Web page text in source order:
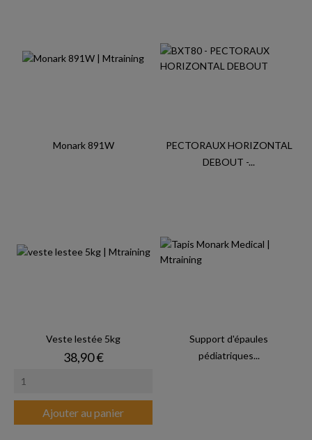
Monark 891W
PECTORAUX HORIZONTAL
DEBOUT -...
Veste lestée 5kg
Prix
38,90 €
Ajouter au panier
Support d'épaules
pédiatriques...